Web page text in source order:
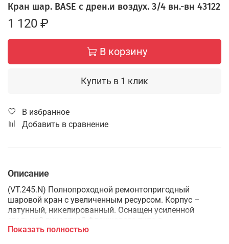
Кран шар. BASE с дрен.и воздух. 3/4 вн.-вн 43122
1 120 ₽
В корзину
Купить в 1 клик
В избранное
Добавить в сравнение
Описание
(VT.245.N) Полнопроходной ремонтопригодный
шаровой кран с увеличенным ресурсом. Корпус –
латунный, никелированный. Оснащен усиленной
стальной рукояткой флажкового типа в
травмобезопасном исполнении (увеличены рабочий
Показать полностью